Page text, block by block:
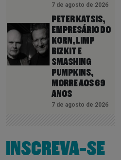
7 de agosto de 2026
PETER KATSIS,
EMPRESÁRIO DO
KORN, LIMP
BIZKIT E
SMASHING
PUMPKINS,
MORRE AOS 69
ANOS
7 de agosto de 2026
INSCREVA-SE